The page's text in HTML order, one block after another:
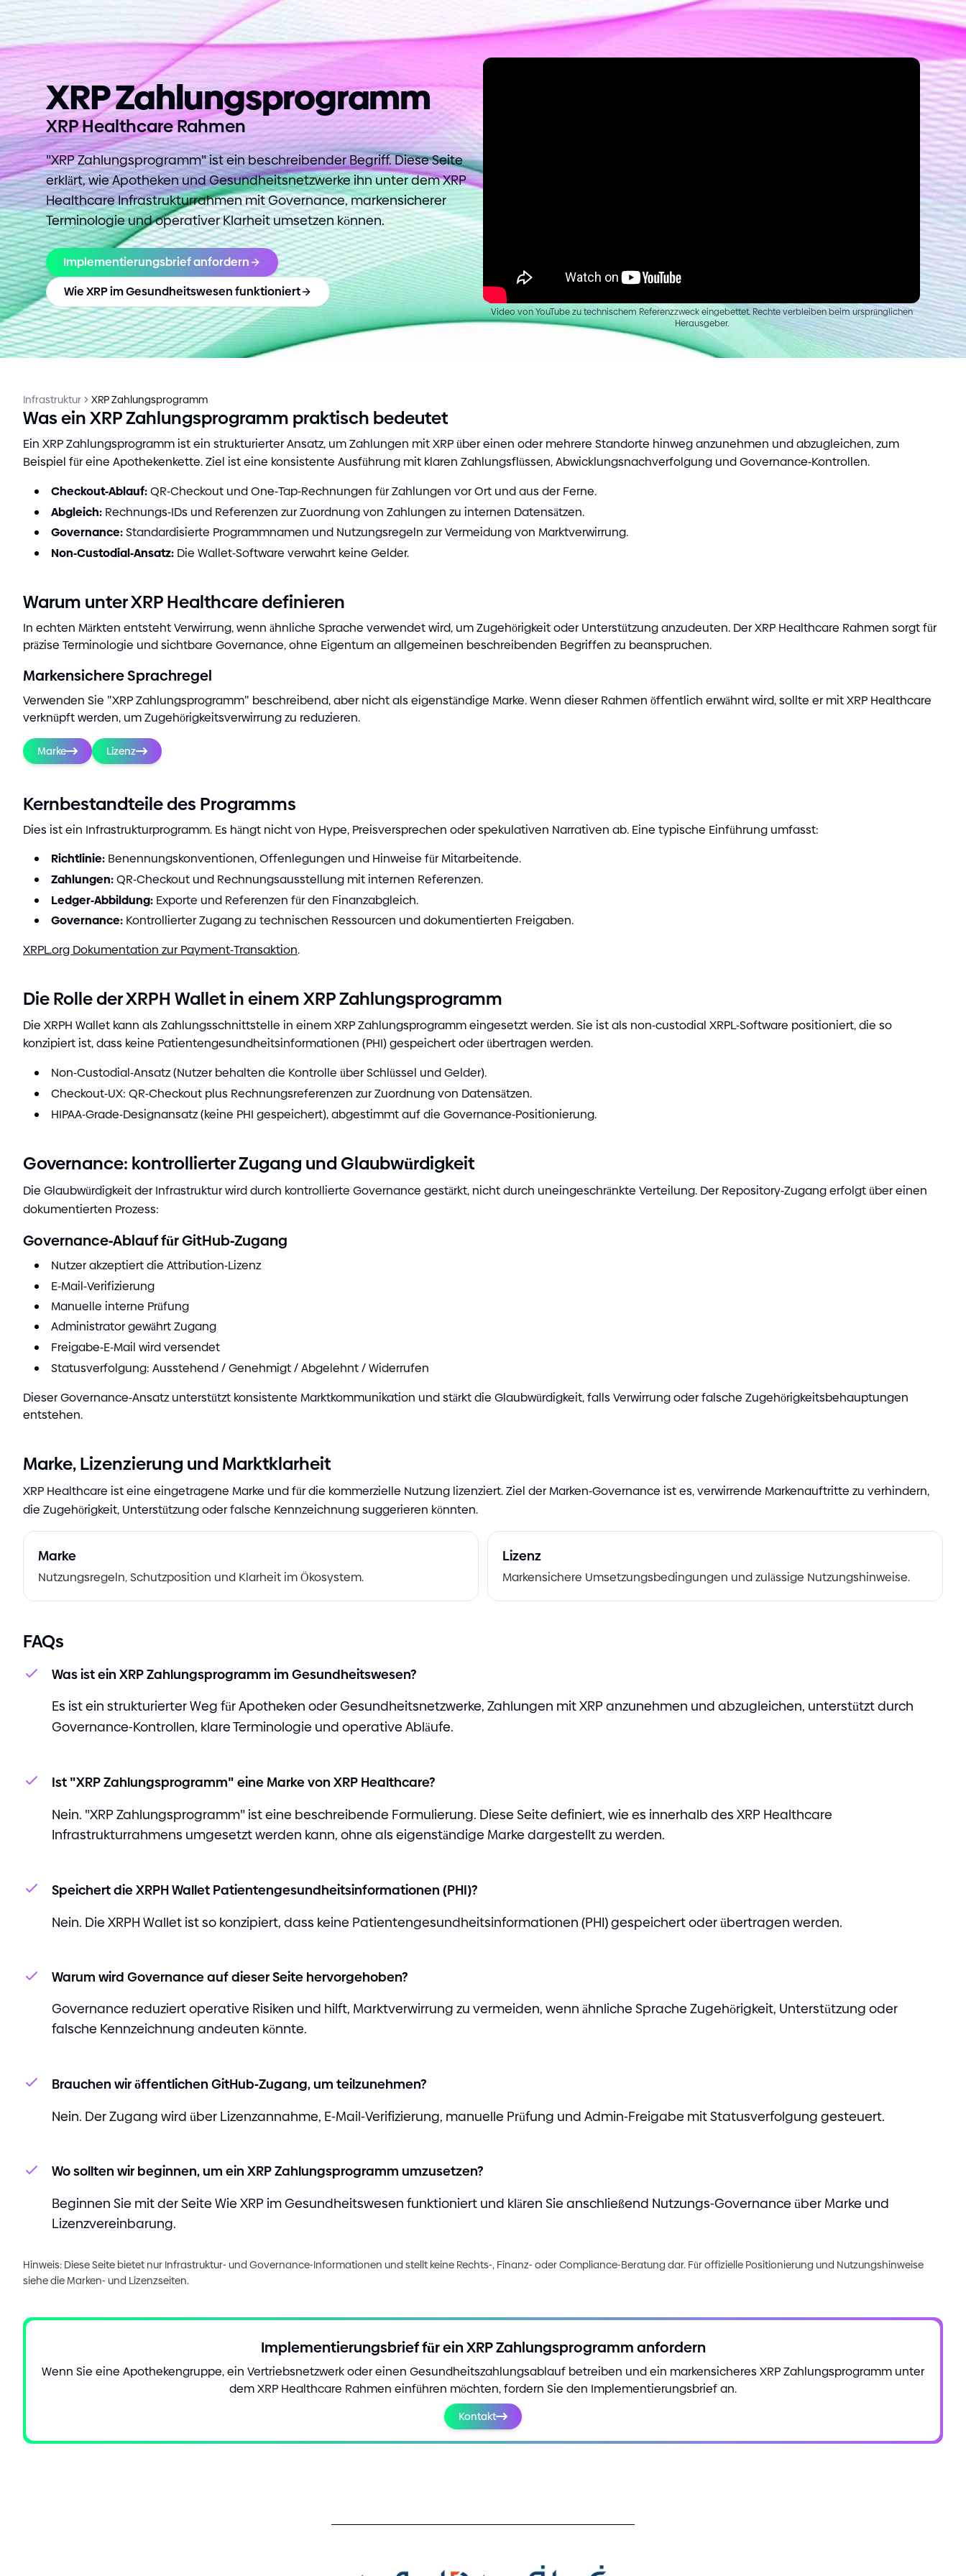
XRP Zahlungsprogramm
XRP Healthcare Rahmen
"XRP Zahlungsprogramm"ist ein beschreibender Begriff. Diese Seite
erklärt, wie Apotheken und Gesundheitsnetzwerke ihn unter dem XRP
Healthcare Infrastrukturrahmen mit Governance, markensicherer
Terminologie und operativer Klarheit umsetzen können.
Implementierungsbrief anfordern
Wie XRP im Gesundheitswesen funktioniert
Video von YouTube zu technischem Referenzzweck eingebettet. Rechte verbleiben beim ursprünglichen
Herausgeber.
Infrastruktur XRP Zahlungsprogramm
Was ein XRP Zahlungsprogramm praktisch bedeutet
Ein XRP Zahlungsprogramm ist ein strukturierter Ansatz, um Zahlungen mit XRP über einen oder mehrere Standorte hinweg anzunehmen und abzugleichen, zum
Beispiel für eine Apothekenkette. Ziel ist eine konsistente Ausführung mit klaren Zahlungsflüssen, Abwicklungsnachverfolgung und Governance-Kontrollen.
Checkout-Ablauf:QR-Checkout und One-Tap-Rechnungen für Zahlungen vor Ort und aus der Ferne.
Abgleich: Rechnungs-IDs und Referenzen zur Zuordnung von Zahlungen zu internen Datensätzen.
Governance:Standardisierte Programmnamen und Nutzungsregeln zur Vermeidung von Marktverwirrung.
Non-Custodial-Ansatz: Die Wallet-Software verwahrt keine Gelder.
Warum unter XRP Healthcare definieren
In echten Märkten entsteht Verwirrung, wenn ähnliche Sprache verwendet wird, um Zugehörigkeit oder Unterstützung anzudeuten. Der XRP Healthcare Rahmen sorgt für
präzise Terminologie und sichtbare Governance, ohne Eigentum an allgemeinen beschreibenden Begriffen zu beanspruchen.
Markensichere Sprachregel
Verwenden Sie "XRP Zahlungsprogramm" beschreibend, aber nicht als eigenständige Marke. Wenn dieser Rahmen öffentlich erwähnt wird, sollte er mit XRP Healthcare
verknüpft werden, um Zugehörigkeitsverwirrung zu reduzieren.
Marke Lizenz
Kernbestandteile des Programms
Dies ist ein Infrastrukturprogramm. Es hängt nicht von Hype, Preisversprechen oder spekulativen Narrativen ab. Eine typische Einführung umfasst:
Richtlinie: Benennungskonventionen, Offenlegungen und Hinweise für Mitarbeitende.
Zahlungen:QR-Checkout und Rechnungsausstellung mit internen Referenzen.
Ledger-Abbildung: Exporte und Referenzen für den Finanzabgleich.
Governance: Kontrollierter Zugang zu technischen Ressourcen und dokumentierten Freigaben.
XRPL.org Dokumentation zur Payment-Transaktion.
Die Rolle der XRPH Wallet in einem XRP Zahlungsprogramm
Die XRPH Wallet kann als Zahlungsschnittstelle in einem XRP Zahlungsprogramm eingesetzt werden. Sie ist als non-custodial XRPL-Software positioniert, die so
konzipiert ist, dass keine Patientengesundheitsinformationen (PHI)gespeichert oder übertragen werden.
Non-Custodial-Ansatz(Nutzer behalten die Kontrolle über Schlüssel und Gelder).
Checkout-UX: QR-Checkout plus Rechnungsreferenzen zur Zuordnung von Datensätzen.
HIPAA-Grade-Designansatz(keine PHI gespeichert), abgestimmt auf die Governance-Positionierung.
Governance: kontrollierter Zugang und Glaubwürdigkeit
Die Glaubwürdigkeit der Infrastruktur wird durch kontrollierte Governance gestärkt, nicht durch uneingeschränkte Verteilung. Der Repository-Zugang erfolgt über einen
dokumentierten Prozess:
Governance-Ablauf für GitHub-Zugang
Nutzer akzeptiert die Attribution-Lizenz
E-Mail-Verifizierung
Manuelle interne Prüfung
Administrator gewährt Zugang
Freigabe-E-Mail wird versendet
Statusverfolgung: Ausstehend/Genehmigt/Abgelehnt/Widerrufen
Dieser Governance-Ansatz unterstützt konsistente Marktkommunikation und stärkt die Glaubwürdigkeit, falls Verwirrung oder falsche Zugehörigkeitsbehauptungen
entstehen.
Marke, Lizenzierung und Marktklarheit
XRP Healthcare ist eine eingetragene Marke und für die kommerzielle Nutzung lizenziert. Ziel der Marken-Governance ist es, verwirrende Markenauftritte zu verhindern,
die Zugehörigkeit, Unterstützung oder falsche Kennzeichnung suggerieren könnten.
Marke
Nutzungsregeln, Schutzposition und Klarheit im Ökosystem.
Lizenz
Markensichere Umsetzungsbedingungen und zulässige Nutzungshinweise.
FAQs
Was ist ein XRP Zahlungsprogramm im Gesundheitswesen?
Es ist ein strukturierter Weg für Apotheken oder Gesundheitsnetzwerke, Zahlungen mit XRP anzunehmen und abzugleichen, unterstützt durch
Governance-Kontrollen, klare Terminologie und operative Abläufe.
Ist "XRP Zahlungsprogramm" eine Marke von XRP Healthcare?
Nein. "XRP Zahlungsprogramm" ist eine beschreibende Formulierung. Diese Seite definiert, wie es innerhalb des XRP Healthcare
Infrastrukturrahmens umgesetzt werden kann, ohne als eigenständige Marke dargestellt zu werden.
Speichert die XRPH Wallet Patientengesundheitsinformationen (PHI)?
Nein. Die XRPH Wallet ist so konzipiert, dass keine Patientengesundheitsinformationen (PHI)gespeichert oder übertragen werden.
Warum wird Governance auf dieser Seite hervorgehoben?
Governance reduziert operative Risiken und hilft, Marktverwirrung zu vermeiden, wenn ähnliche Sprache Zugehörigkeit, Unterstützung oder
falsche Kennzeichnung andeuten könnte.
Brauchen wir öffentlichen GitHub-Zugang, um teilzunehmen?
Nein. Der Zugang wird über Lizenzannahme, E-Mail-Verifizierung, manuelle Prüfung und Admin-Freigabe mit Statusverfolgung gesteuert.
Wo sollten wir beginnen, um ein XRP Zahlungsprogramm umzusetzen?
Beginnen Sie mit der Seite Wie XRP im Gesundheitswesen funktioniert und klären Sie anschließend Nutzungs-Governance über Marke und
Lizenzvereinbarung.
Hinweis: Diese Seite bietet nur Infrastruktur- und Governance-Informationen und stellt keine Rechts-, Finanz- oder Compliance-Beratung dar. Für offizielle Positionierung und Nutzungshinweise
siehe die Marken- und Lizenzseiten.
Implementierungsbrief für ein XRP Zahlungsprogramm anfordern
Wenn Sie eine Apothekengruppe, ein Vertriebsnetzwerk oder einen Gesundheitszahlungsablauf betreiben und ein markensicheres XRP Zahlungsprogramm unter
dem XRP Healthcare Rahmen einführen möchten, fordern Sie den Implementierungsbrief an.
Kontakt